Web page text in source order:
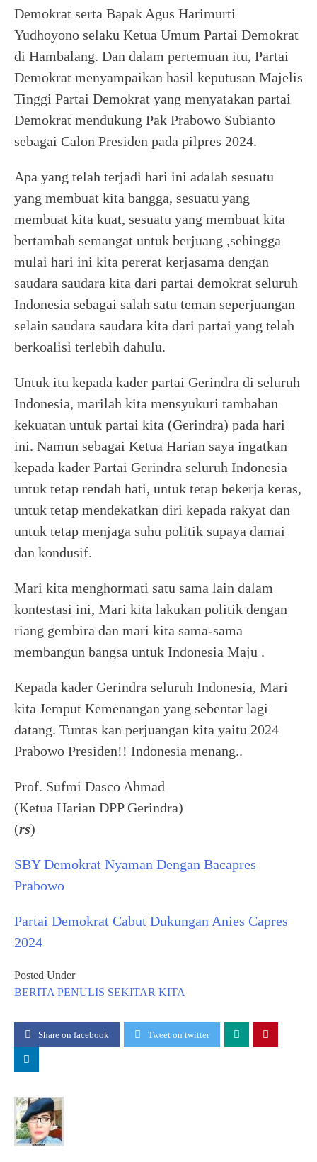
Demokrat serta Bapak Agus Harimurti
Yudhoyono selaku Ketua Umum Partai Demokrat
di Hambalang. Dan dalam pertemuan itu, Partai
Demokrat menyampaikan hasil keputusan Majelis
Tinggi Partai Demokrat yang menyatakan partai
Demokrat mendukung Pak Prabowo Subianto
sebagai Calon Presiden pada pilpres 2024.
Apa yang telah terjadi hari ini adalah sesuatu
yang membuat kita bangga, sesuatu yang
membuat kita kuat, sesuatu yang membuat kita
bertambah semangat untuk berjuang ,sehingga
mulai hari ini kita pererat kerjasama dengan
saudara saudara kita dari partai demokrat seluruh
Indonesia sebagai salah satu teman seperjuangan
selain saudara saudara kita dari partai yang telah
berkoalisi terlebih dahulu.
Untuk itu kepada kader partai Gerindra di seluruh
Indonesia, marilah kita mensyukuri tambahan
kekuatan untuk partai kita (Gerindra) pada hari
ini. Namun sebagai Ketua Harian saya ingatkan
kepada kader Partai Gerindra seluruh Indonesia
untuk tetap rendah hati, untuk tetap bekerja keras,
untuk tetap mendekatkan diri kepada rakyat dan
untuk tetap menjaga suhu politik supaya damai
dan kondusif.
Mari kita menghormati satu sama lain dalam
kontestasi ini, Mari kita lakukan politik dengan
riang gembira dan mari kita sama-sama
membangun bangsa untuk Indonesia Maju .
Kepada kader Gerindra seluruh Indonesia, Mari
kita Jemput Kemenangan yang sebentar lagi
datang. Tuntas kan perjuangan kita yaitu 2024
Prabowo Presiden!! Indonesia menang..
Prof. Sufmi Dasco Ahmad
(Ketua Harian DPP Gerindra)
(rs)
SBY Demokrat Nyaman Dengan Bacapres
Prabowo
Partai Demokrat Cabut Dukungan Anies Capres
2024
Posted Under
BERITA PENULIS SEKITAR KITA
Share on facebook Tweet on twitter